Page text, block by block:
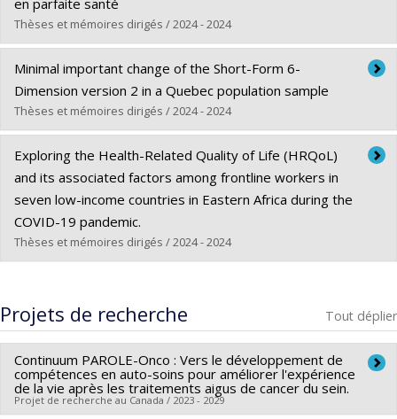
Diplôme obtenu :M. Sc.
Lien vers le document dans Papyrus
Thèses et mémoires dirigés / 2024 - 2024
Diplômé(e) :Danita, Alexandru D.
Cycle :Maîtrise
Diplôme obtenu :M. Sc.
Lien vers le document dans Papyrus
Minimal important change of the Short-Form 6-
Dimension version 2 in a Quebec population sample
Thèses et mémoires dirigés / 2024 - 2024
Diplômé(e) : Sowmithran, Arthi
Cycle : Maîtrise
Diplôme obtenu : M. Sc.
Lien vers le document dans Papyrus
Exploring the Health-Related Quality of Life (HRQoL)
and its associated factors among frontline workers in
seven low-income countries in Eastern Africa during the
COVID-19 pandemic.
Thèses et mémoires dirigés / 2024 - 2024
Cycle :
Maîtrise
Diplôme obtenu :M. Sc.
Projets de recherche Tout déplier
Continuum PAROLE-Onco : Vers le développement de
compétences en auto-soins pour améliorer l'expérience
de la vie après les traitements aigus de cancer du sein.
Projet de recherche au Canada / 2023 - 2029